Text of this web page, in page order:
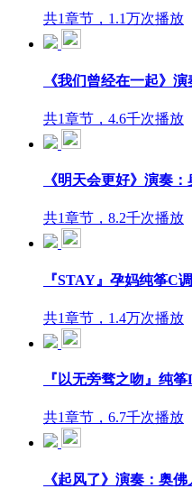
共1章节，1.1万次播放
《我们曾经在一起》
共1章节，4.6千次播放
《明天会更好》演奏
共1章节，8.2千次播放
『STAY』孕妈纯筝C
共1章节，1.4万次播放
『以无旁骛之吻』纯
共1章节，6.7千次播放
《起风了》演奏：奥